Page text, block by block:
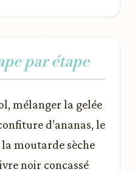
par étape
mélanger la gelée
d’ananas, le
moutarde sèche
noir concassé